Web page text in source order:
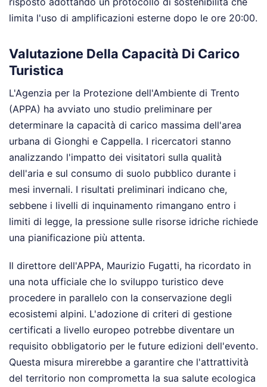
limita l'uso di amplificazioni esterne dopo le ore 20:00.
Valutazione Della Capacità Di Carico
Turistica
L'Agenzia per la Protezione dell'Ambiente di Trento
(APPA) ha avviato uno studio preliminare per
determinare la capacità di carico massima dell'area
urbana di Gionghi e Cappella. I ricercatori stanno
analizzando l'impatto dei visitatori sulla qualità
dell'aria e sul consumo di suolo pubblico durante i
mesi invernali. I risultati preliminari indicano che,
sebbene i livelli di inquinamento rimangano entro i
limiti di legge, la pressione sulle risorse idriche richiede
una pianificazione più attenta.
Il direttore dell'APPA, Maurizio Fugatti, ha ricordato in
una nota ufficiale che lo sviluppo turistico deve
procedere in parallelo con la conservazione degli
ecosistemi alpini. L'adozione di criteri di gestione
certificati a livello europeo potrebbe diventare un
requisito obbligatorio per le future edizioni dell'evento.
Questa misura mirerebbe a garantire che l'attrattività
del territorio non comprometta la sua salute ecologica